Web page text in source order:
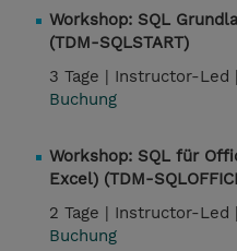
Workshop: SQL
(TDM-SQLSTART)
3 Tage | Instructor-Led |
Buchung
Workshop: SQL für
Excel) (TDM-
2 Tage | Instructor-Led |
Buchung